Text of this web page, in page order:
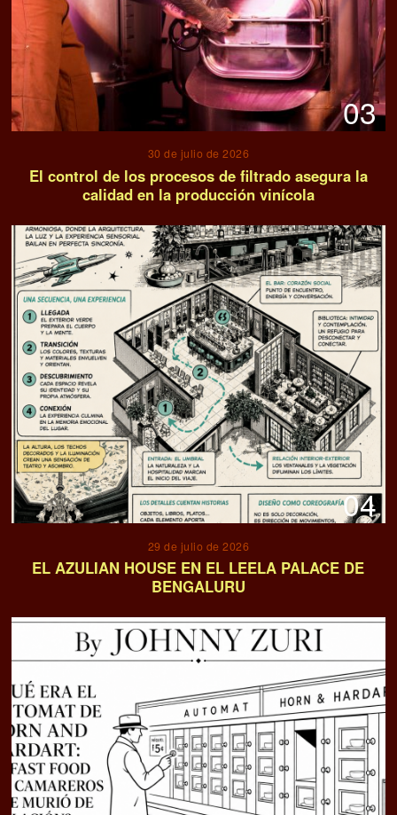
03
30 de julio de 2026
El control de los procesos de filtrado asegura la
calidad en la producción vinícola
04
29 de julio de 2026
EL AZULIAN HOUSE EN EL LEELA PALACE DE
BENGALURU